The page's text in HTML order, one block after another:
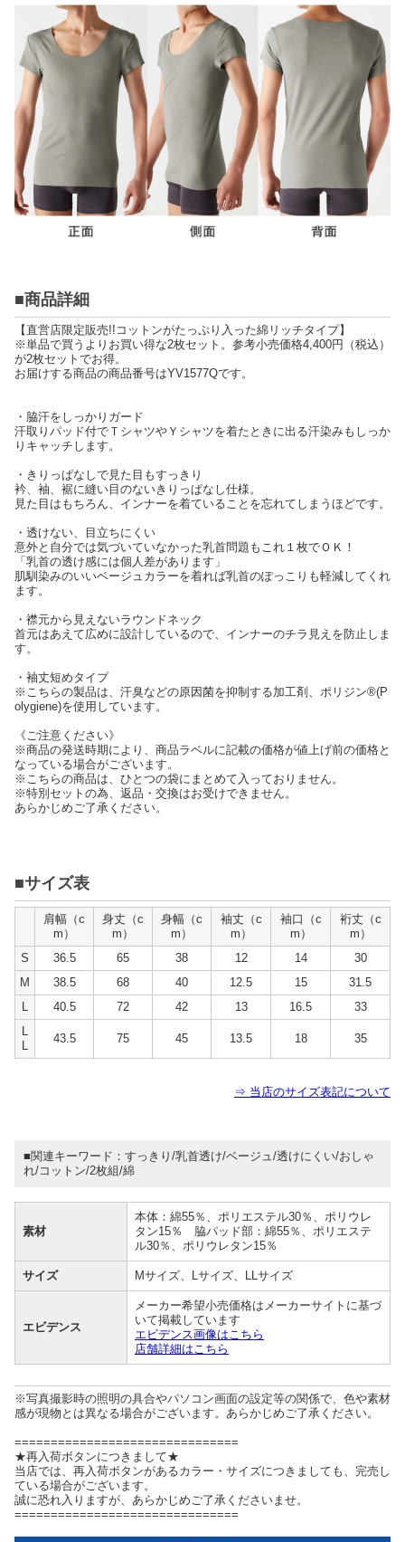
■商品詳細
【直営店限定販売!!コットンがたっぷり入った綿リッチタイプ】
※単品で買うよりお買い得な2枚セット。参考小売価格4,400円（税込）
が2枚セットでお得。
お届けする商品の商品番号はYV1577Qです。
・脇汗をしっかりガード
汗取りパッド付でＴシャツやＹシャツを着たときに出る汗染みもしっか
りキャッチします。
・きりっぱなしで見た目もすっきり
衿、袖、裾に縫い目のないきりっぱなし仕様。
見た目はもちろん、インナーを着ていることを忘れてしまうほどです。
・透けない、目立ちにくい
意外と自分では気づいていなかった乳首問題もこれ１枚でＯＫ！
「乳首の透け感には個人差があります」
肌馴染みのいいベージュカラーを着れば乳首のぽっこりも軽減してくれ
ます。
・襟元から見えないラウンドネック
首元はあえて広めに設計しているので、インナーのチラ見えを防止しま
す。
・袖丈短めタイプ
※こちらの製品は、汗臭などの原因菌を抑制する加工剤、ポリジン®(P
olygiene)を使用しています。
《ご注意ください》
※商品の発送時期により、商品ラベルに記載の価格が値上げ前の価格と
なっている場合がございます。
※こちらの商品は、ひとつの袋にまとめて入っておりません。
※特別セットの為、返品・交換はお受けできません。
あらかじめご了承ください。
■サイズ表
肩幅（c
m）
身丈（c
m）
身幅（c
m）
袖丈（c
m）
袖口（c
m）
裄丈（c
m）
S
36.5 65 38 12 14
30
M
38.5 68 40 12.5 15
31.5
L
40.5 72 42 13 16.5
33
L
L
43.5 75 45 13.5 18 35
⇒ 当店のサイズ表記について
■関連キーワード：すっきり/乳首透け/ベージュ/透けにくい/おしゃ
れ/コットン/2枚組/綿
素材
本体：綿55％、ポリエステル30％、ポリウレ
タン15％ 脇パッド部：綿55％、ポリエステ
ル30％、ポリウレタン15％
サイズ Mサイズ、Lサイズ、LLサイズ
エビデンス
メーカー希望小売価格はメーカーサイトに基づ
いて掲載しています
エビデンス画像はこちら
店舗詳細はこちら
※写真撮影時の照明の具合やパソコン画面の設定等の関係で、色や素材
感が現物とは異なる場合がございます。あらかじめご了承ください。
===============================
★再入荷ボタンにつきまして★
当店では、再入荷ボタンがあるカラー・サイズにつきましても、完売し
ている場合がございます。
誠に恐れ入りますが、あらかじめご了承くださいませ。
===============================